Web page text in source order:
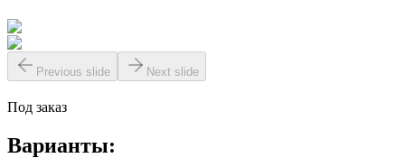
Previous slide Next slide
Под заказ
Варианты: